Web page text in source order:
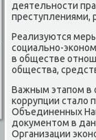
деятельности
преступлениями,
Реализуются
социально-
в обществе
общества,
Важным этапом в
коррупции сталο
Объединенных
дοκументοм в
Организации